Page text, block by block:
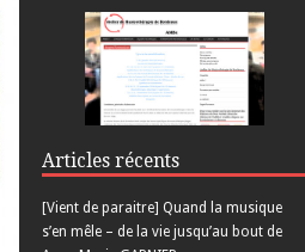
Articles récents
[Vient de paraitre] Quand la musique
s’en mêle – de la vie jusqu’au bout de